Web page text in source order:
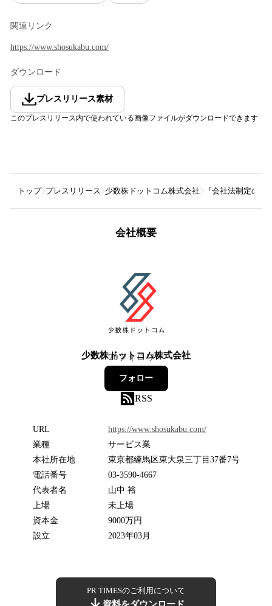
関連リンク
https://www.shosukabu.com/
ダウンロード
プレスリリース素材
このプレスリリース内で使われている画像ファイルがダウンロードできます
トップ プレスリリース 少数株ドットコム株式会社 『会社法制定の
会社概要
少数株ドットコム株式会社
20フォロワー
フォロー
RSS
URL
https://www.shosukabu.com/
業種
サービス業
本社所在地
東京都練馬区東大泉三丁目37番7号
電話番号
03-3590-4667
代表者名
山中 裕
上場
未上場
資本金
9000万円
設立
2023年03月
PR TIMESのご利用について
資料をダウンロード